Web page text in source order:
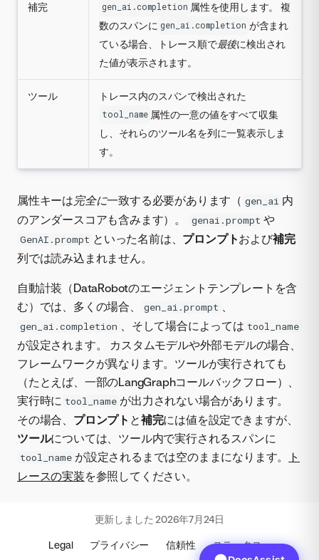
補完 gen_ai.completion 属性を使用します。 複
数のスパンに gen_ai.completion が含まれ
ている場合、トレース順で最後に検出され
た値が表示されます。
ツール トレース内のスパンで検出された
tool_name 属性の一意の値をすべて収集
し、それらのツール名を列に一覧表示しま
す。
属性キーは完全に一致する必要があります（ gen_ai 内
のアンダースコアも含みます）。
genai.prompt や
GenAI.prompt といった名前は、 プロンプトおよび補完
列では読み込まれません。
自動計装（DataRobotのエージェントテンプレートを含
む）では、多くの場合、
gen_ai.prompt 、
gen_ai.completion 、そして場合によっては tool_name
が設定されます。 カスタムモデルや外部モデルの場合、
フレームワークが異なります。ツールが実行されても
（たとえば、一部のLangGraphコールバックフロー）、
実行時に tool_name が出力されない場合があります。
その場合、 プロンプト と補完には値を設定できますが、
ツールについては、ツール内で実行されるスパンに
tool_name が設定されるまでは空のままになります。
ト
レースの実装を参照してください。
Legal プライバシー 信頼性 ステータス
更新しました2026年7月24日